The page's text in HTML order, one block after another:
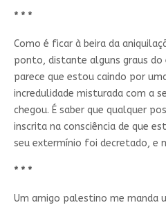
* * *
Como é ficar à beira da
ponto, distante alguns graus do
parece que estou caindo por
incredulidade misturada com a
chegou. É saber que qualquer
inscrita na consciência de que
seu extermínio foi decretado, e
* * *
Um amigo palestino me manda